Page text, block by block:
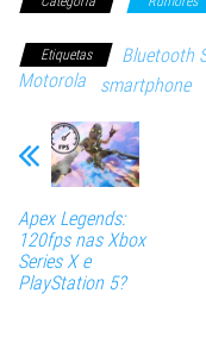
Etiquetas Bluetooth
Motorola
smartphone
Apex Legends:
120fps nas Xbox
Series X e
PlayStation 5?